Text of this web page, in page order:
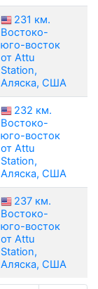
231 км.
Востоко-
юго-восток
от Attu
Station,
Аляска, США
232 км.
Востоко-
юго-восток
от Attu
Station,
Аляска, США
237 км.
Востоко-
юго-восток
от Attu
Station,
Аляска, США